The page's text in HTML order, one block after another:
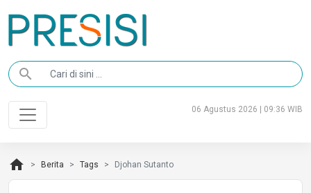
search
06 Agustus 2026 | 09:36 WIB
home Berita Tags Djohan Sutanto